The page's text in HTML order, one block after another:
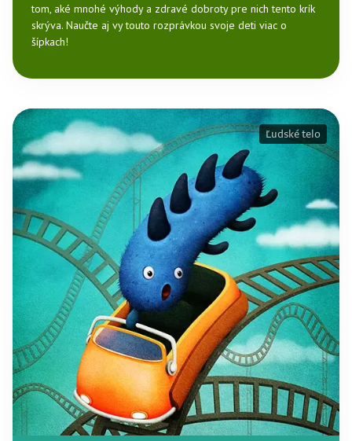
tom, aké mnohé výhody a zdravé dobroty pre nich tento krík
skrýva. Naučte aj vy touto rozprávkou svoje deti viac o
šípkach!
Ľudské telo